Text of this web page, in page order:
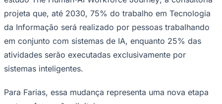
Publicidade Legal
NBA
Fórmula 1
UFC
MLB
Atletismo
Vôlei
projeta que, até 2030, 75% do trabalho em Tecnologia
da Informação será realizado por pessoas trabalhando
em conjunto com sistemas de IA, enquanto 25% das
atividades serão executadas exclusivamente por
sistemas inteligentes.
Para Farias, essa mudança representa uma nova etapa